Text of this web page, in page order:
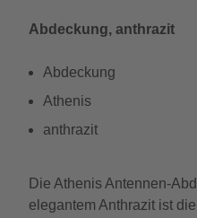
Abdeckung, anthrazit
Abdeckung
Athenis
anthrazit
Die Athenis Antennen-
elegantem Anthrazit ist